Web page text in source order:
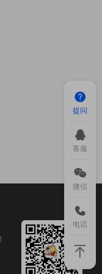
提问
客服
微信
电话